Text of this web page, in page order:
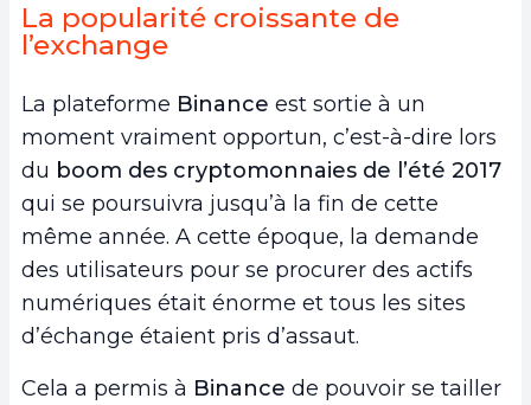
La popularité croissante de
l’exchange
La plateforme Binance est sortie à un
moment vraiment opportun, c’est-à-dire lors
du boom des cryptomonnaies de l’été 2017
qui se poursuivra jusqu’à la fin de cette
même année. A cette époque, la demande
des utilisateurs pour se procurer des actifs
numériques était énorme et tous les sites
d’échange étaient pris d’assaut.
Cela a permis à Binance de pouvoir se tailler